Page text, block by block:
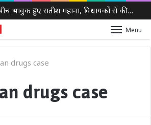
सदन में हंगामे के बीच भावुक हुए सतीश महाना, विधायकों से की मर्यादा बनाए रखने की अपील
Menu
drugs case
drugs case